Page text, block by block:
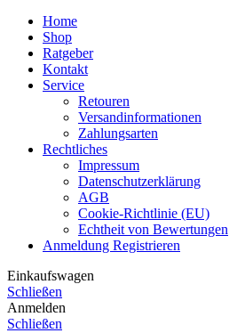
Home
Shop
Ratgeber
Kontakt
Service
Retouren
Versandinformationen
Zahlungsarten
Rechtliches
Impressum
Datenschutzerklärung
AGB
Cookie-Richtlinie (EU)
Echtheit von Bewertungen
Anmeldung Registrieren
Einkaufswagen
Schließen
Anmelden
Schließen